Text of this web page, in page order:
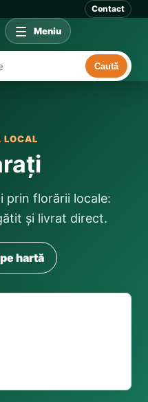
Contact
Caută
Meniu
LOCAL
prin florării locale:
și livrat direct.
hartă